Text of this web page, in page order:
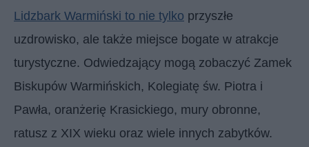
Lidzbark Warmiński to nie tylko przyszłe
uzdrowisko, ale także miejsce bogate w atrakcje
turystyczne. Odwiedzający mogą zobaczyć Zamek
Biskupów Warmińskich, Kolegiatę św. Piotra i
Pawła, oranżerię Krasickiego, mury obronne,
ratusz z XIX wieku oraz wiele innych zabytków.